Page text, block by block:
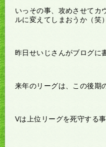
いっその事、攻めさせてカ
ルに変えてしまおうか（笑）
昨日せいじさんがブログに
来年のリーグは、この後期
Vは上位リーグを死守する事